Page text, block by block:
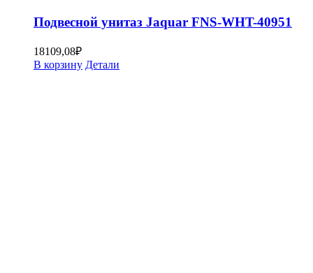
Подвесной унитаз Jaquar FNS-WHT-40951
18109,08₽
В корзину Детали